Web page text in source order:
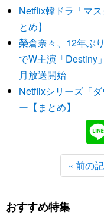
Netflix韓ドラ「マ
とめ】
榮倉奈々、12年ぶ
でW主演「Destiny
月放送開始
Netflixシリーズ「
ー【まとめ】
« 前の
おすすめ特集